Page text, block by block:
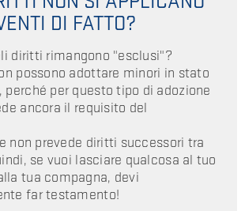
DI FATTO?
diritti rimangono "esclusi"?
possono adottare minori in stato
perché per questo tipo di adozione
ancora il requisito del
non prevede diritti successori tra
se vuoi lasciare qualcosa al tuo
tua compagna, devi
far testamento!